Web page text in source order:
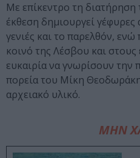
Με επίκεντρο τη
έκθεση δημιουργεί γέφυρες
γενιές και το παρελθόν,
κοινό της Λέσβου και
ευκαιρία να γνωρίσουν την
πορεία του Μίκη
αρχειακό υλικό.
ΜΗΝ